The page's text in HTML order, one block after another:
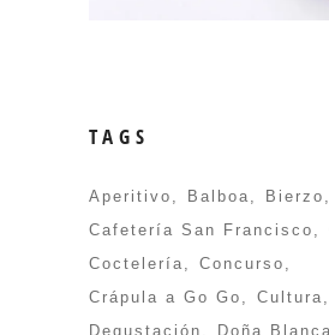
TAGS
Aperitivo Balboa
Bierzo
Cafetería San Francisco
Coctelería
Concurso
Crápula a Go Go
Cultura
Degustación
Doña